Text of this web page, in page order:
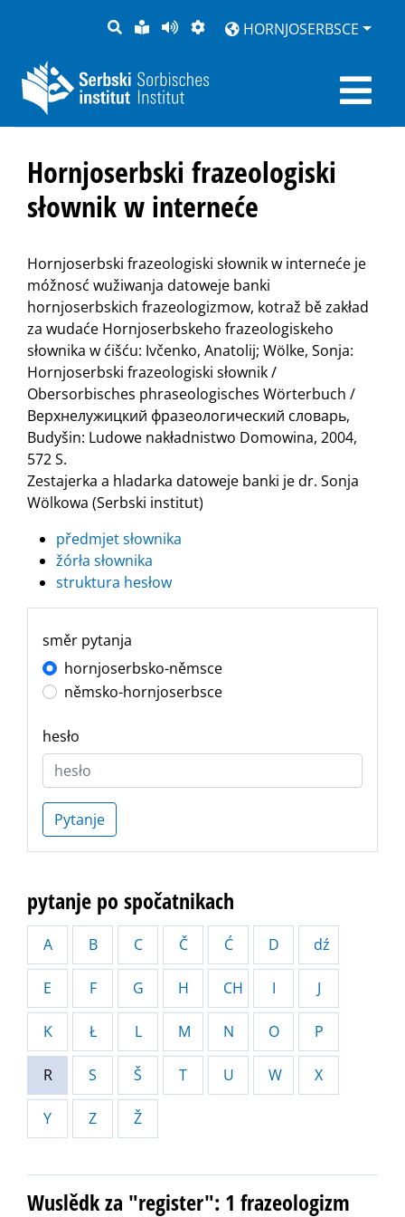
PYTANJE
LOCHKA
RĚČ
STRONU
PŘEDČITAĆ
ZWOBRAZNJENJE
HORNJOSERBSCE
Hornjoserbski frazeologiski
słownik w interneće
Hornjoserbski frazeologiski słownik w interneće je
móžnosć wužiwanja datoweje banki
hornjoserbskich frazeologizmow, kotraž bě zakład
za wudaće Hornjoserbskeho frazeologiskeho
słownika w ćišću: Ivčenko, Anatolij; Wölke, Sonja:
Hornjoserbski frazeologiski słownik /
Obersorbisches phraseologisches Wörterbuch /
Верхнелужицкий фразеологический словарь,
Budyšin: Ludowe nakładnistwo Domowina, 2004,
572 S.
Zestajerka a hladarka datoweje banki je dr. Sonja
Wölkowa (Serbski institut)
předmjet słownika
žórła słownika
struktura hesłow
směr pytanja
hornjoserbsko-němsce
němsko-hornjoserbsce
hesło
Pytanje
pytanje po spočatnikach
A B C Č Ć D dź
E F G H CH I J
K Ł L M N O P
R S Š T U W X
Y Z Ž
Wuslědk za "register": 1 frazeologizm